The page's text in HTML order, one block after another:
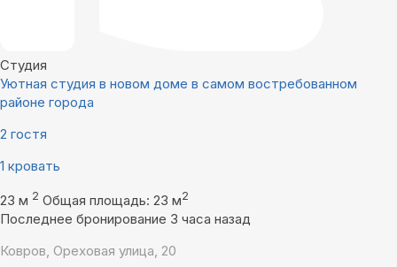
Студия
Уютная студия в новом доме в самом востребованном
районе города
2 гостя
1 кровать
23 м 2 Общая площадь: 23 м2
Последнее бронирование 3 часа назад
Ковров, Ореховая улица, 20